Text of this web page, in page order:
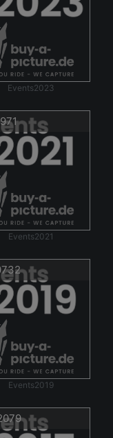
Events2023
Events2021
Events2019